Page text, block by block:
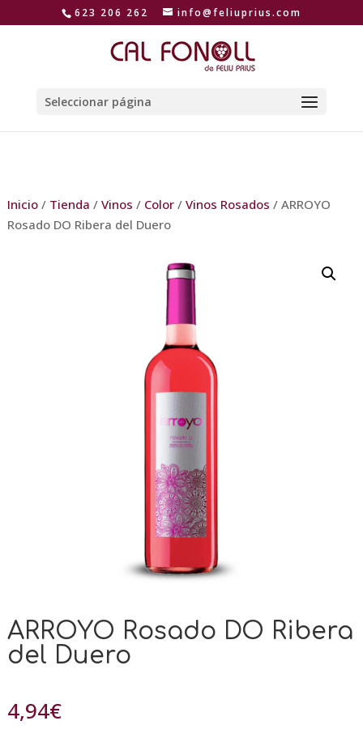
623 206 262 info@feliuprius.com
Seleccionar página
Inicio/ Tienda / Vinos / Color/ Vinos Rosados / ARROYO
Rosado DO Ribera del Duero
ARROYO Rosado DO Ribera
del Duero
4,94€